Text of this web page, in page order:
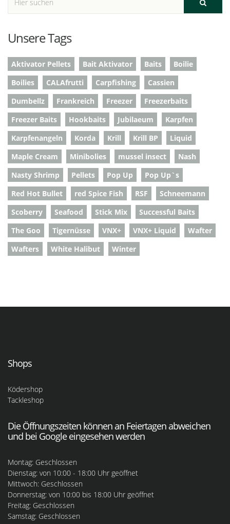
Unsere Tags
Aktivator Pellets Bait Aktivator Baits
Boilie
Boilies
CALAfrutti Carpfishing
Cassien
Dumbellz
Frankreich Freezer
Freezerbaits
Freezer Baits
Hookbaits Jubilaeum
Karpfen
Karpfenangeln
Korda Krill Krill BP
Liquid
Maple Cream
Minibolies mussel insect
Nash
Nasty Shrimp
Pellets Pop Up
Pop Up`s
Red Hot Bullet
red Spice Fish RSF
Schneemann
Scoberry
Seafood Stick Mix
Successful Baits
The Goo
Tigernüsse VNX+ VNX+ Liquid
Wafter
Wafters
White Halibut Winter
Shops
Ködershop
Tackleshop
Die Öffnungszeiten können an Feiertagen abweichen
und bei Google eingesehen werden
Montag: Geschlossen
Dienstag: von 10:00 - 18:00 Uhr geöffnet
Mittwoch: Geschlossen
Donnerstag: von 10:00 bis 18:00 Uhr geöffnet
Freitag: Geschlossen
Samstag: Geschlossen